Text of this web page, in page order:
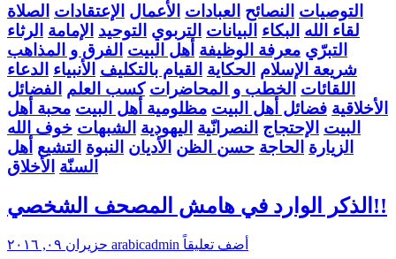
التوصيات النصائح العبادات الأعمال الإعتقادات الصلاة
لقاء الله البكاء البيانات التربوي التوحيد الإمامة الرثاء
التبرّي معرفة الوظيفة أهل البيت الفرق و المذاهب
شريعة الإسلام الحكاية القيام بالتكليف الأنبياء الدعاء
اللقائات الخطب و المحاضرات كسب العلم
الفضائل
الأخلاقية فضائل أهل البيت مظلومية أهل البيت محبة أهل
البيت الإحتجاج النصرانّية اليهودية الشبهات خوف الله
الزيارة الحاجة حسن الظن الأديان النبوة التشيع أهل
السنّة الأخلاق
الذكر الوارد في هامش المصحف الشخصي!!
arabicadmin أضف تعليقاً